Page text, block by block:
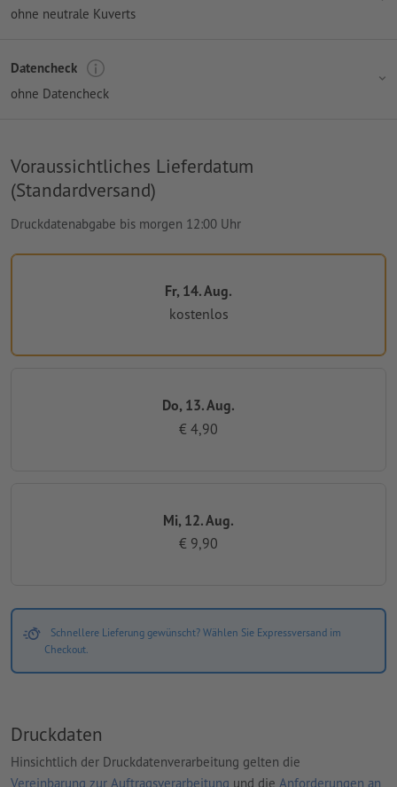
ohne neutrale Kuverts
Datencheck
ohne Datencheck
Voraussichtliches Lieferdatum
(Standardversand)
Druckdatenabgabe bis morgen 12:00 Uhr
Fr, 14. Aug.
kostenlos
Do, 13. Aug.
€ 4,90
Mi, 12. Aug.
€ 9,90
Schnellere Lieferung gewünscht? Wählen Sie Expressversand im
Checkout.
Druckdaten
Hinsichtlich der Druckdatenverarbeitung gelten die
Vereinbarung zur Auftragsverarbeitung und die Anforderungen an